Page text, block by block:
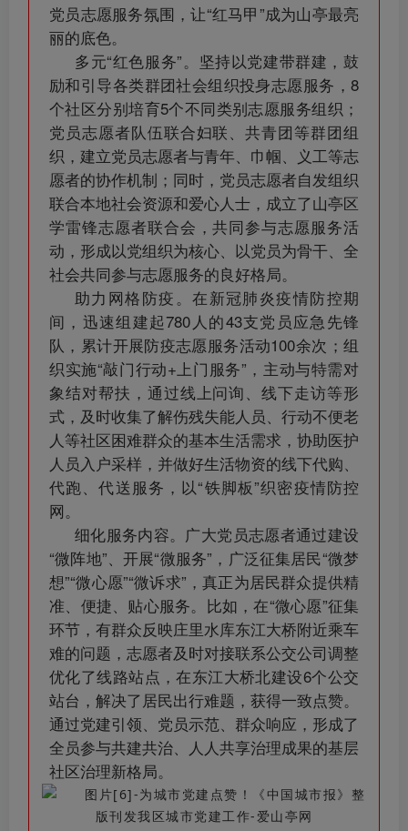
党员志愿服务氛围，让“红马甲”成为山亭最亮
丽的底色。
多元“红色服务”。坚持以党建带群建，鼓
励和引导各类群团社会组织投身志愿服务，8
个社区分别培育5个不同类别志愿服务组织；
党员志愿者队伍联合妇联、共青团等群团组
织，建立党员志愿者与青年、巾帼、义工等志
愿者的协作机制；同时，党员志愿者自发组织
联合本地社会资源和爱心人士，成立了山亭区
学雷锋志愿者联合会，共同参与志愿服务活
动，形成以党组织为核心、以党员为骨干、全
社会共同参与志愿服务的良好格局。
助力网格防疫。在新冠肺炎疫情防控期
间，迅速组建起780人的43支党员应急先锋
队，累计开展防疫志愿服务活动100余次；组
织实施“敲门行动+上门服务”，主动与特需对
象结对帮扶，通过线上问询、线下走访等形
式，及时收集了解伤残失能人员、行动不便老
人等社区困难群众的基本生活需求，协助医护
人员入户采样，并做好生活物资的线下代购、
代跑、代送服务，以“铁脚板”织密疫情防控
网。
细化服务内容。广大党员志愿者通过建设
“微阵地”、开展“微服务”，广泛征集居民“微梦
想”“微心愿”“微诉求”，真正为居民群众提供精
准、便捷、贴心服务。比如，在“微心愿”征集
环节，有群众反映庄里水库东江大桥附近乘车
难的问题，志愿者及时对接联系公交公司调整
优化了线路站点，在东江大桥北建设6个公交
站台，解决了居民出行难题，获得一致点赞。
通过党建引领、党员示范、群众响应，形成了
全员参与共建共治、人人共享治理成果的基层
社区治理新格局。